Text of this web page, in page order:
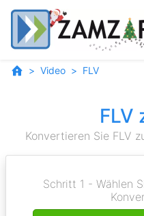
Video FLV
FLV
Konvertieren Sie FLV
Schritt 1 - Wählen